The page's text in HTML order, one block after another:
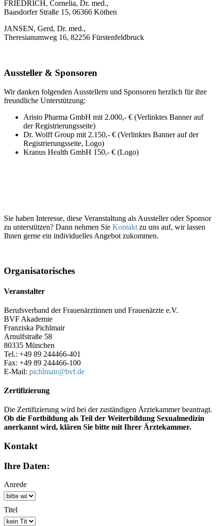
FRIEDRICH, Cornelia, Dr. med.,
Baasdorfer Straße 15, 06366 Köthen
JANSEN, Gerd, Dr. med.,
Theresianumweg 16, 82256 Fürstenfeldbruck
Aussteller & Sponsoren
Wir danken folgenden Ausstellern und Sponsoren herzlich für ihre
freundliche Unterstützung:
Aristo Pharma GmbH mit 2.000,- € (Verlinktes Banner auf
der Registrierungsseite)
Dr. Wolff Group mit 2.150,- € (Verlinktes Banner auf der
Registrierungsseite, Logo)
Kranus Health GmbH 150,- € (Logo)
Sie haben Interesse, diese Veranstaltung als Aussteller oder Sponsor
zu unterstützen? Dann nehmen Sie Kontakt zu uns auf, wir lassen
Ihnen gerne ein individuelles Angebot zukommen.
Organisatorisches
Veranstalter
Berufsverband der Frauenärztinnen und Frauenärzte e.V.
BVF Akademie
Franziska Pichlmair
Arnulfstraße 58
80335 München
Tel.: +49 89 244466-401
Fax: +49 89 244466-100
E-Mail: pichlmair@bvf.de
Zertifizierung
Die Zertifizierung wird bei der zuständigen Ärztekammer beantragt.
Ob die Fortbildung als Teil der Weiterbildung Sexualmedizin
anerkannt wird, klären Sie bitte mit Ihrer Ärztekammer.
Kontakt
Ihre Daten:
Anrede
Titel